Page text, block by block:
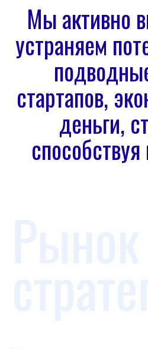
Мы активно
устраняем
стартапов,
деньги,